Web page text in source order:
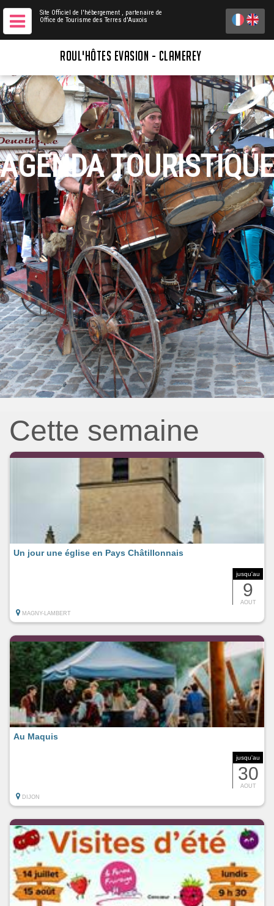
Site Officiel de l'hébergement , partenaire de
Office de Tourisme des Terres d'Auxois
ROUL'HÔTES EVASION - CLAMEREY
AGENDA TOURISTIQUE
Cette semaine
jusqu'au
9
AOUT
Un jour une église en Pays Châtillonnais
MAGNY-LAMBERT
jusqu'au
30
AOUT
Au Maquis
DIJON